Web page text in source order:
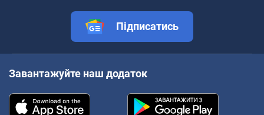
Підписатись
Завантажуйте наш додаток